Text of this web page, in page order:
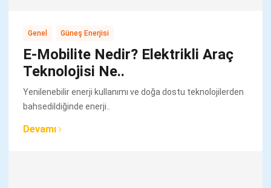
Genel Güneş Enerjisi
E-Mobilite Nedir? Elektrikli Araç
Teknolojisi Ne..
Yenilenebilir enerji kullanımı ve doğa dostu teknolojilerden
bahsedildiğinde enerji..
Devamı